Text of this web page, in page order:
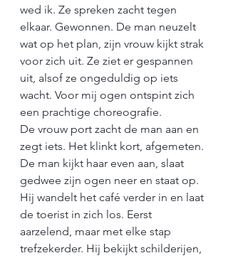
wed ik. Ze spreken zacht tegen
elkaar. Gewonnen. De man neuzelt
wat op het plan, zijn vrouw kijkt strak
voor zich uit. Ze ziet er gespannen
uit, alsof ze ongeduldig op iets
wacht. Voor mij ogen ontspint zich
een prachtige choreografie.
De vrouw port zacht de man aan en
zegt iets. Het klinkt kort, afgemeten.
De man kijkt haar even aan, slaat
gedwee zijn ogen neer en staat op.
Hij wandelt het café verder in en laat
de toerist in zich los. Eerst
aarzelend, maar met elke stap
trefzekerder. Hij bekijkt schilderijen,